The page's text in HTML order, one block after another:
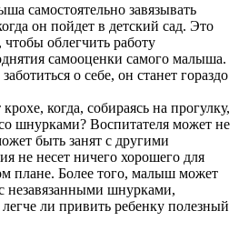
самостоятельно завязывать
он пойдет в детский сад. Это
облегчить работу
самооценки самого малыша.
о себе, он станет гораздо
когда, собираясь на прогулку,
шнурками? Воспитателя может не
быть занят с другими
не несет ничего хорошего для
плане. Более того, малыш может
незавязанными шнурками,
ли привить ребенку полезный